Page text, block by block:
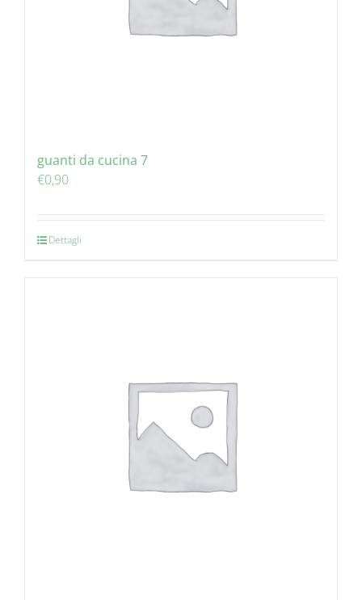
guanti da cucina 7
€0,90
Dettagli